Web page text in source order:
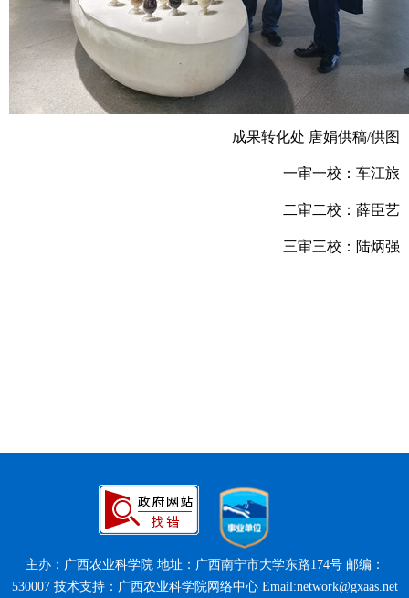
成果转化处 唐娟供稿/供图
一审一校：车江旅
二审二校：薛臣艺
三审三校：陆炳强
主办：广西农业科学院 地址：广西南宁市大学东路174号 邮编：
530007 技术支持：广西农业科学院网络中心 Email:network@gxaas.net